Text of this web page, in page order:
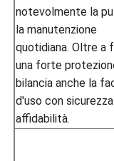
notevolmente la
la manutenzione
quotidiana. Oltre a
una forte
bilancia anche la
d'uso con
affidabilità.